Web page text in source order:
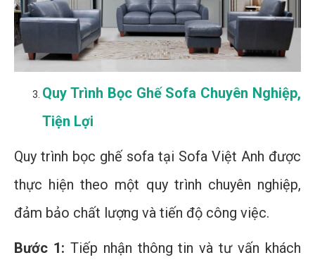
Quy Trình Bọc Ghế Sofa Chuyên Nghiệp,
Tiện Lợi
Quy trình bọc ghế sofa tại Sofa Việt Anh được
thực hiện theo một quy trình chuyên nghiệp,
đảm bảo chất lượng và tiến độ công việc.
Bước 1: Tiếp nhận thông tin và tư vấn khách